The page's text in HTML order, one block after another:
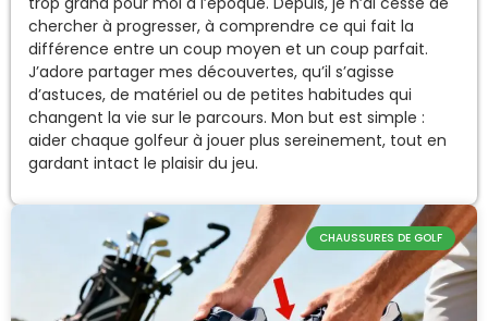
chercher à progresser, à comprendre ce qui fait la
différence entre un coup moyen et un coup parfait.
J’adore partager mes découvertes, qu’il s’agisse
d’astuces, de matériel ou de petites habitudes qui
changent la vie sur le parcours. Mon but est simple :
aider chaque golfeur à jouer plus sereinement, tout en
gardant intact le plaisir du jeu.
CHAUSSURES DE GOLF